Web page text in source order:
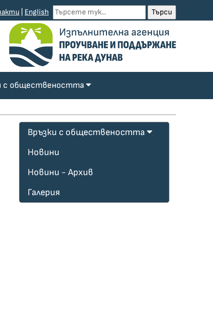
English
с обществеността
Връзки с обществеността
Новини
Новини - Архив
Галерия